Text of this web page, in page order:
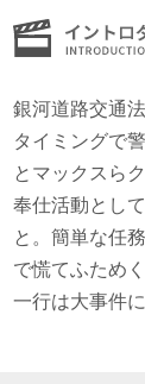
銀河道路交通
タイミングで
とマックスら
奉仕活動とし
と。簡単な任
で慌てふため
一行は大事件